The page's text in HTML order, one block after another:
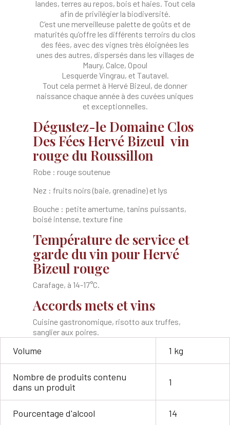
landes, terres au repos, bois et haies. Tout cela
afin de privilégier la biodiversité.
C’est une merveilleuse palette de goûts et de
maturités qu’offre les différents terroirs du clos
des fées, avec des vignes très éloignées les
unes des autres, dispersés dans les villages de
Maury, Calce, Opoul
Lesquerde Vingrau, et Tautavel.
Tout cela permet à Hervé Bizeul, de donner
naissance chaque année à des cuvées uniques
et exceptionnelles.
Dégustez-le Domaine Clos
Des Fées Hervé Bizeul vin
rouge du Roussillon
Robe : rouge soutenue
Nez : fruits noirs (baie, grenadine) et lys
Bouche : petite amertume, tanins puissants,
boisé intense, texture fine
Température de service et
garde du vin pour Hervé
Bizeul rouge
Carafage, à 14-17°C.
Accords mets et vins
Cuisine gastronomique, risotto aux truffes,
sanglier aux poires.
Volume 1 kg
Nombre de produits contenu
dans un produit
1
Pourcentage d'alcool 14